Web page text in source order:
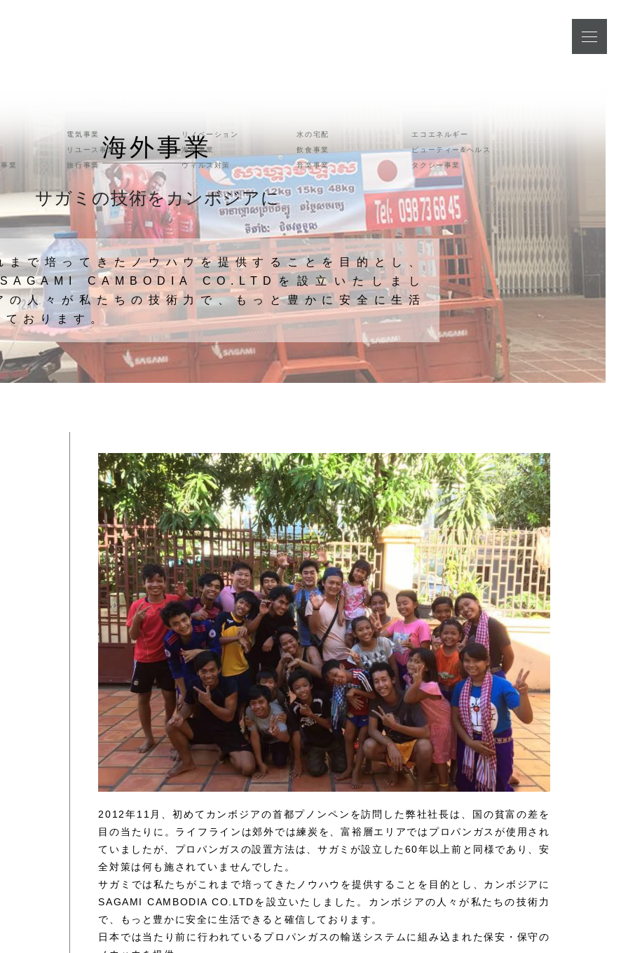
電気事業 リノベーション 水の宅配
エコエネルギー
リユース事業
海外事業 飲食事業
ビューティー&ヘルス
業
旅行事業 ウィルス対策 音楽事業 タクシー事業
海外事業
サガミの技術をカンボジアに
まで培ってきたノウハウを提供することを目的とし、
SAGAMI CAMBODIA CO.LTDを設立いたしまし
の人々が私たちの技術力で、もっと豊かに安全に生活
おります。
2012年11月、初めてカンボジアの首都プノンペンを訪問した弊社社長は、国の貧富の差を
目の当たりに。ライフラインは郊外では練炭を、富裕層エリアではプロパンガスが使用され
ていましたが、プロパンガスの設置方法は、サガミが設立した60年以上前と同様であり、安
全対策は何も施されていませんでした。
サガミでは私たちがこれまで培ってきたノウハウを提供することを目的とし、カンボジアに
SAGAMI CAMBODIA CO.LTDを設立いたしました。カンボジアの人々が私たちの技術力
で、もっと豊かに安全に生活できると確信しております。
日本では当たり前に行われているプロパンガスの輸送システムに組み込まれた保安・保守の